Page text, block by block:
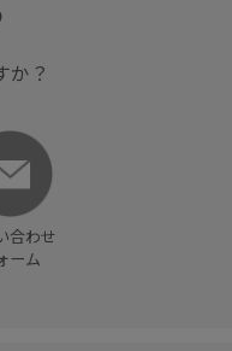
か？
合わせ
ーム